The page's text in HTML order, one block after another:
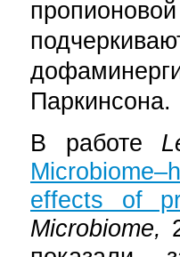
Паркинсона.
В работе
effects of
Microbiome,